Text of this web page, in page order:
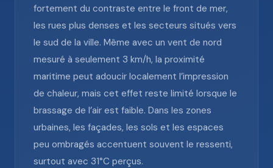
fortement du contraste entre le front de mer,
les rues plus denses et les secteurs situés vers
le sud de la ville. Même avec un vent de nord
mesuré à seulement 3 km/h, la proximité
maritime peut adoucir localement l’impression
de chaleur, mais cet effet reste limité lorsque le
brassage de l’air est faible. Dans les zones
urbaines, les façades, les sols et les espaces
peu ombragés accentuent souvent le ressenti,
surtout avec 31°C perçus.